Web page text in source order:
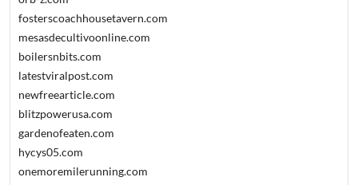
fosterscoachhousetavern.com
mesasdecultivoonline.com
boilersnbits.com
latestviralpost.com
newfreearticle.com
blitzpowerusa.com
gardenofeaten.com
hycys05.com
onemoremilerunning.com